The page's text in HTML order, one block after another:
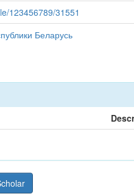
123456789/31551
Беларусь